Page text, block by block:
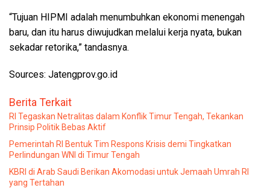
“Tujuan HIPMI adalah menumbuhkan ekonomi menengah
baru, dan itu harus diwujudkan melalui kerja nyata, bukan
sekadar retorika,” tandasnya.
Sources: Jatengprov.go.id
Berita Terkait
RI Tegaskan Netralitas dalam Konflik Timur Tengah, Tekankan
Prinsip Politik Bebas Aktif
Pemerintah RI Bentuk Tim Respons Krisis demi Tingkatkan
Perlindungan WNI di Timur Tengah
KBRI di Arab Saudi Berikan Akomodasi untuk Jemaah Umrah RI
yang Tertahan